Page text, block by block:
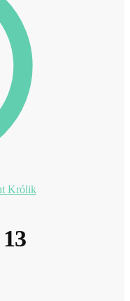
Królik